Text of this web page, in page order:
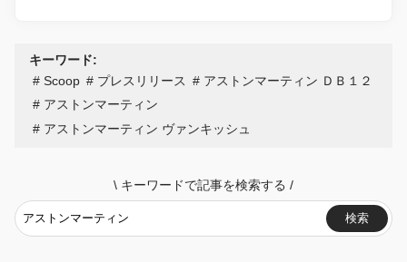
キーワード:
Scoop
プレスリリース
アストンマーティン ＤＢ１２
アストンマーティン
アストンマーティン ヴァンキッシュ
\ キーワードで記事を検索する /
検索